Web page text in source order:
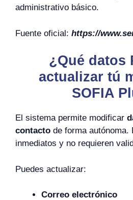
administrativo básico.
Fuente oficial: https://
¿Qué datos
actualizar tú
SOFIA
El sistema permite modificar
contacto de forma
inmediatos y no requieren
Puedes actualizar:
Correo electrónico